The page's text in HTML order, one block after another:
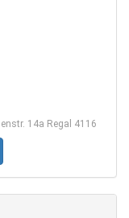
14a Regal 4116